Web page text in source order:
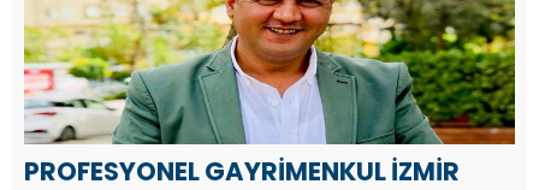
PROFESYONEL GAYRİMENKUL İZMİR